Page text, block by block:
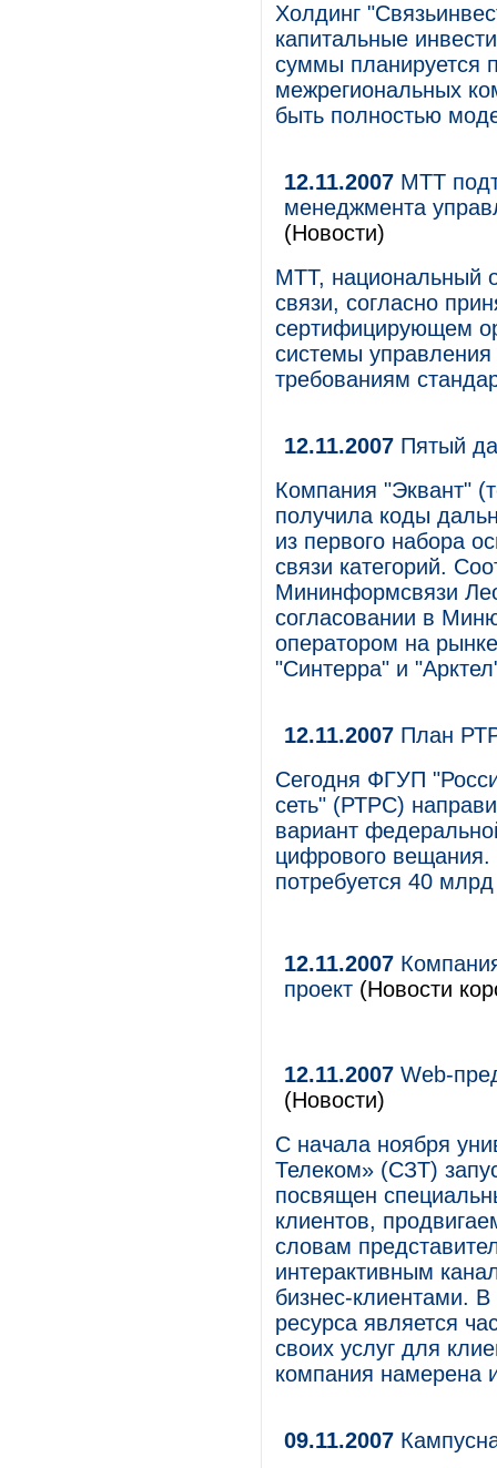
Холдинг
капитальные
суммы планируется
межрегиональных
быть полностью
12.11.2007 МТТ
менеджмента
(Новости)
МТТ, национальный
связи, согласно
сертифицирующем
системы
требованиям
12.11.2007 Пятый
Компания "Эквант"
получила коды
из первого набора
связи категорий.
Мининформсвязи
согласовании в
оператором на
"Синтерра" и
12.11.2007 План
Сегодня ФГУП
сеть" (РТРС)
вариант
цифрового
потребуется 40
12.11.2007
проект (Новости
12.11.2007 Web-
(Новости)
С начала ноября
Телеком» (СЗТ)
посвящен
клиентов,
словам
интерактивным
бизнес-клиентами.
ресурса является
своих услуг для
компания намерена
09.11.2007